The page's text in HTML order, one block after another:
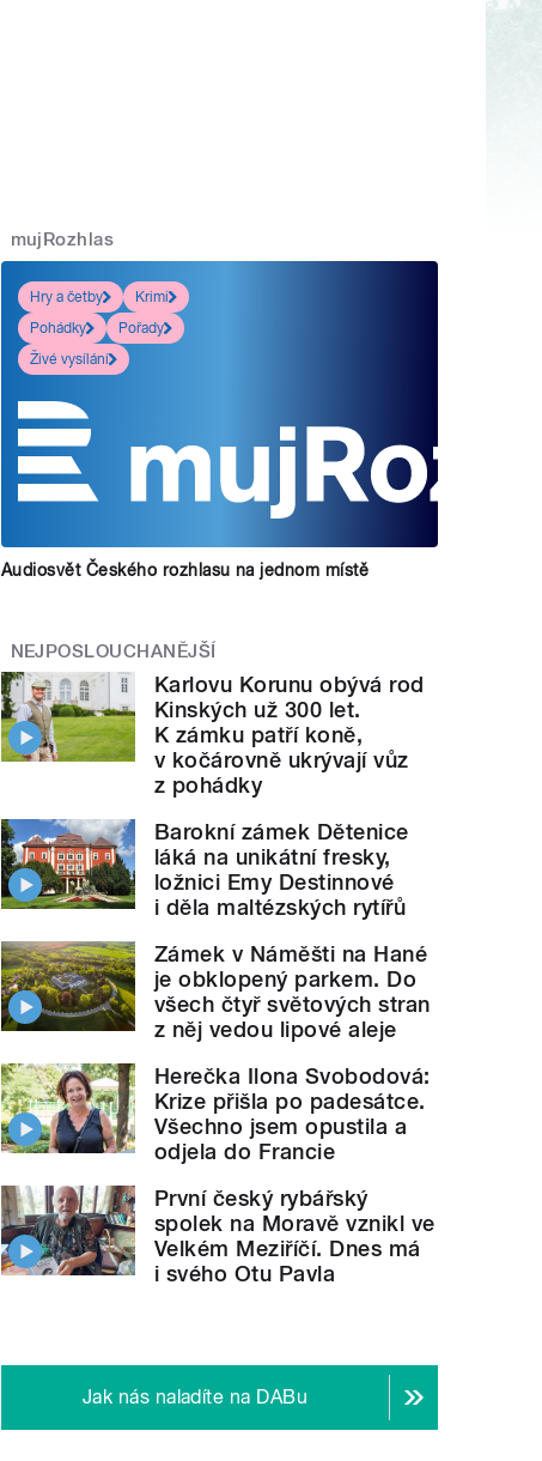
mujRozhlas
Hry a četby
Krimi
Pohádky
Pořady
Živé vysílání
Audiosvět Českého rozhlasu na jednom místě
NEJPOSLOUCHANĚJŠÍ
Karlovu Korunu obývá rod
Kinských už 300 let.
K zámku patří koně,
v kočárovně ukrývají vůz
z pohádky
Barokní zámek Dětenice
láká na unikátní fresky,
ložnici Emy Destinnové
i děla maltézských rytířů
Zámek v Náměšti na Hané
je obklopený parkem. Do
všech čtyř světových stran
z něj vedou lipové aleje
Herečka Ilona Svobodová:
Krize přišla po padesátce.
Všechno jsem opustila a
odjela do Francie
První český rybářský
spolek na Moravě vznikl ve
Velkém Meziříčí. Dnes má
i svého Otu Pavla
Jak nás naladíte na DABu